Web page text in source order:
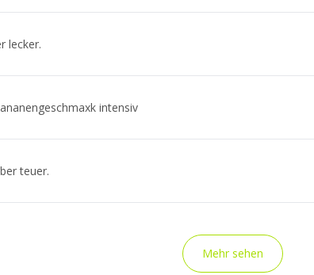
lecker.
intensiv
teuer.
Mehr sehen